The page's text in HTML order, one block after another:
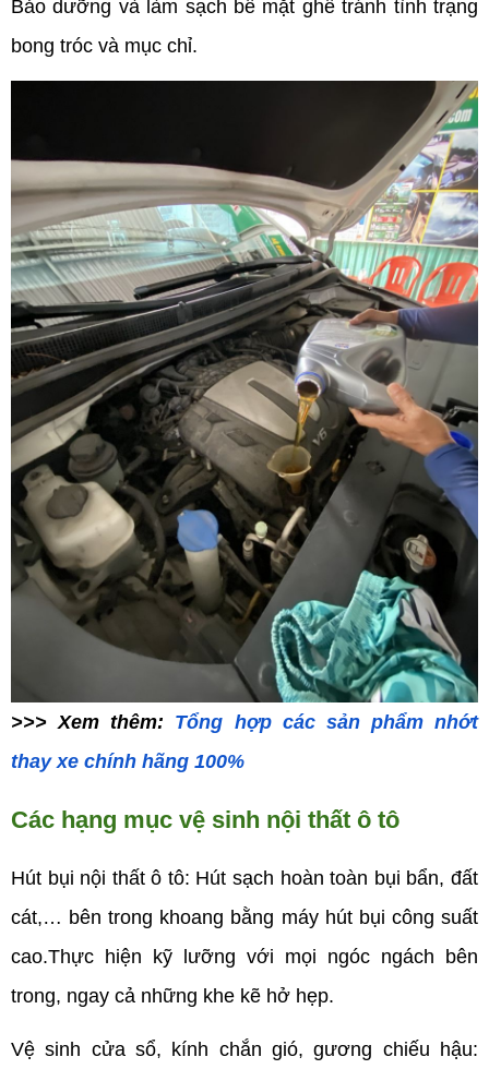
Bảo dưỡng và làm sạch bề mặt ghế tránh tình trạng
bong tróc và mục chỉ.
>>> Xem thêm: Tổng hợp các sản phẩm nhớt
thay xe chính hãng 100%
Các hạng mục vệ sinh nội thất ô tô
Hút bụi nội thất ô tô: Hút sạch hoàn toàn bụi bẩn, đất
cát,… bên trong khoang bằng máy hút bụi công suất
cao.Thực hiện kỹ lưỡng với mọi ngóc ngách bên
trong, ngay cả những khe kẽ hở hẹp.
Vệ sinh cửa sổ, kính chắn gió, gương chiếu hậu: